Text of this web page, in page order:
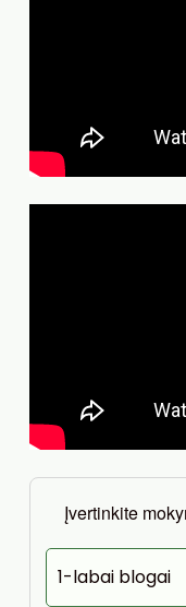
Įvertinkite
1-labai blogai